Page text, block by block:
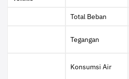
Total Beban
Tegangan
Konsumsi Air